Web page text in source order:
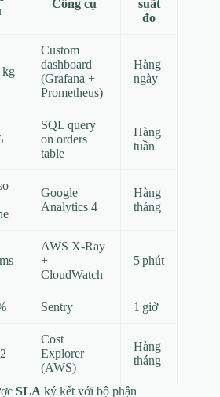
Công cụ
suất
đo
kg
Custom
dashboard
(Grafana +
Prometheus)
Hàng
ngày
SQL query
on orders
table
Hàng
tuần
Google
Analytics 4
Hàng
tháng
AWS X‑Ray
+
CloudWatch
5 phút
Sentry 1 giờ
Cost
Explorer
(AWS)
Hàng
tháng
SLA ký kết với bộ phận